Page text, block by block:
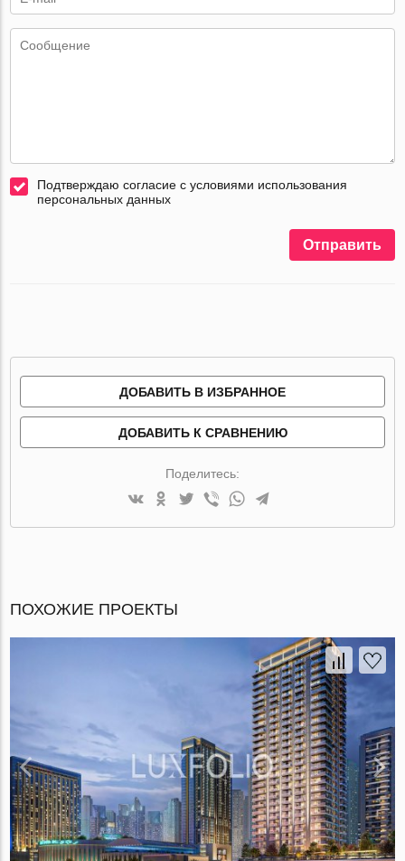
Подтверждаю согласие с условиями использования
персональных данных
Отправить
ДОБАВИТЬ В ИЗБРАННОЕ
ДОБАВИТЬ К СРАВНЕНИЮ
Поделитесь:
ПОХОЖИЕ ПРОЕКТЫ